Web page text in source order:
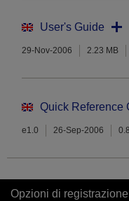
User's Guide
29-Nov-2006 2.23 MB
Quick Reference
e1.0 26-Sep-2006
Opzioni di